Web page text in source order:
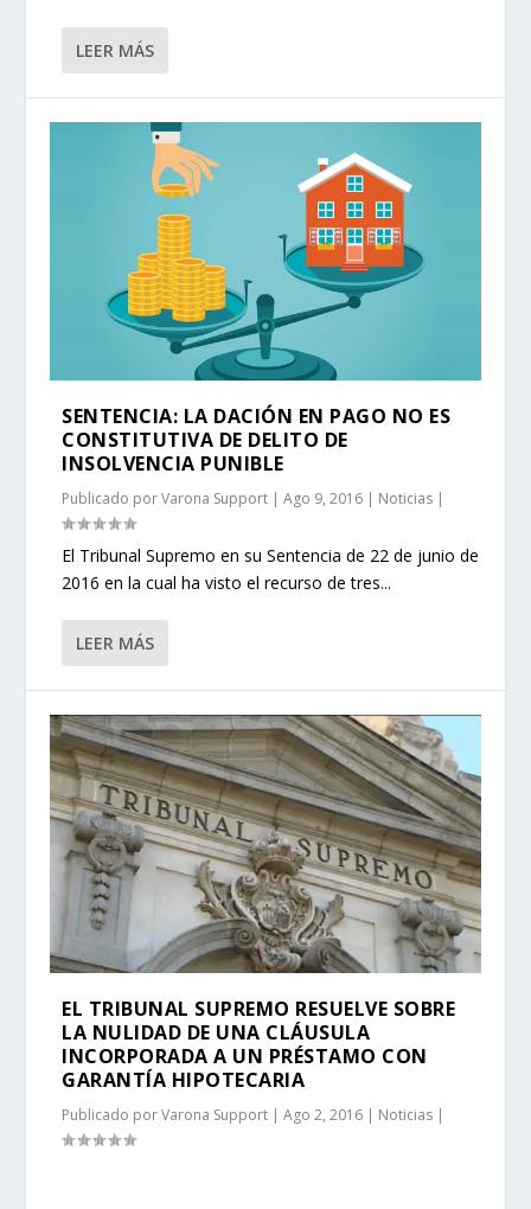
LEER MÁS
SENTENCIA: LA DACIÓN EN PAGO NO ES
CONSTITUTIVA DE DELITO DE
INSOLVENCIA PUNIBLE
Publicado porVarona Support |Ago 9, 2016 | Noticias |
El Tribunal Supremo en su Sentencia de 22 de junio de
2016 en la cual ha visto el recurso de tres...
LEER MÁS
EL TRIBUNAL SUPREMO RESUELVE SOBRE
LA NULIDAD DE UNA CLÁUSULA
INCORPORADA A UN PRÉSTAMO CON
GARANTÍA HIPOTECARIA
Publicado porVarona Support |Ago 2, 2016 | Noticias |